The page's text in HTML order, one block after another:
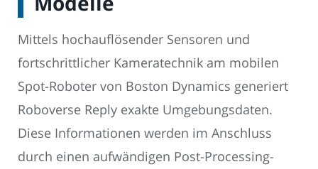
Mittels hochauflösender Sensoren und
fortschrittlicher Kameratechnik am mobilen
Spot-Roboter von Boston Dynamics generiert
Roboverse Reply exakte Umgebungsdaten.
Diese Informationen werden im Anschluss
durch einen aufwändigen Post-Processing-